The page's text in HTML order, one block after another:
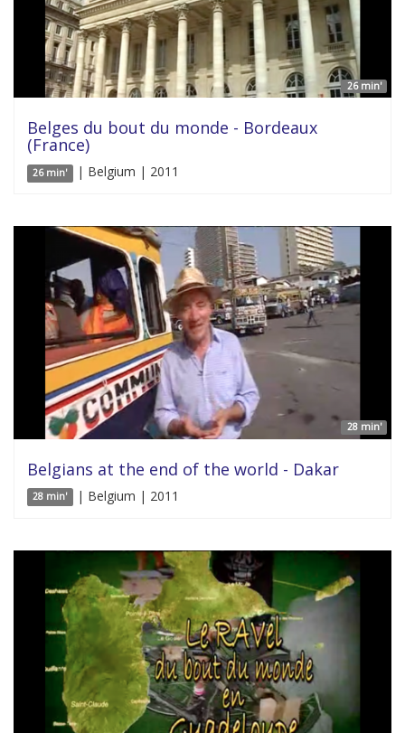
26 min'
Belges du bout du monde - Bordeaux
(France)
26 min' | Belgium | 2011
28 min'
Belgians at the end of the world - Dakar
28 min' | Belgium | 2011